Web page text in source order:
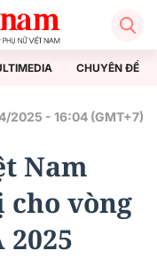
CHUYÊN ĐỀ
2025 - 16:04 (GMT+7)
Nam
vòng